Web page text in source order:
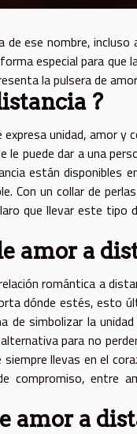
ese nombre, incluso
especial para que
la pulsera de
?
unidad, amor y
puede dar a una
están disponibles
Con un collar de
que llevar este tipo
amor a
romántica a
dónde estés, esto
de simbolizar la
para no
llevas en el
compromiso, entre
amor a